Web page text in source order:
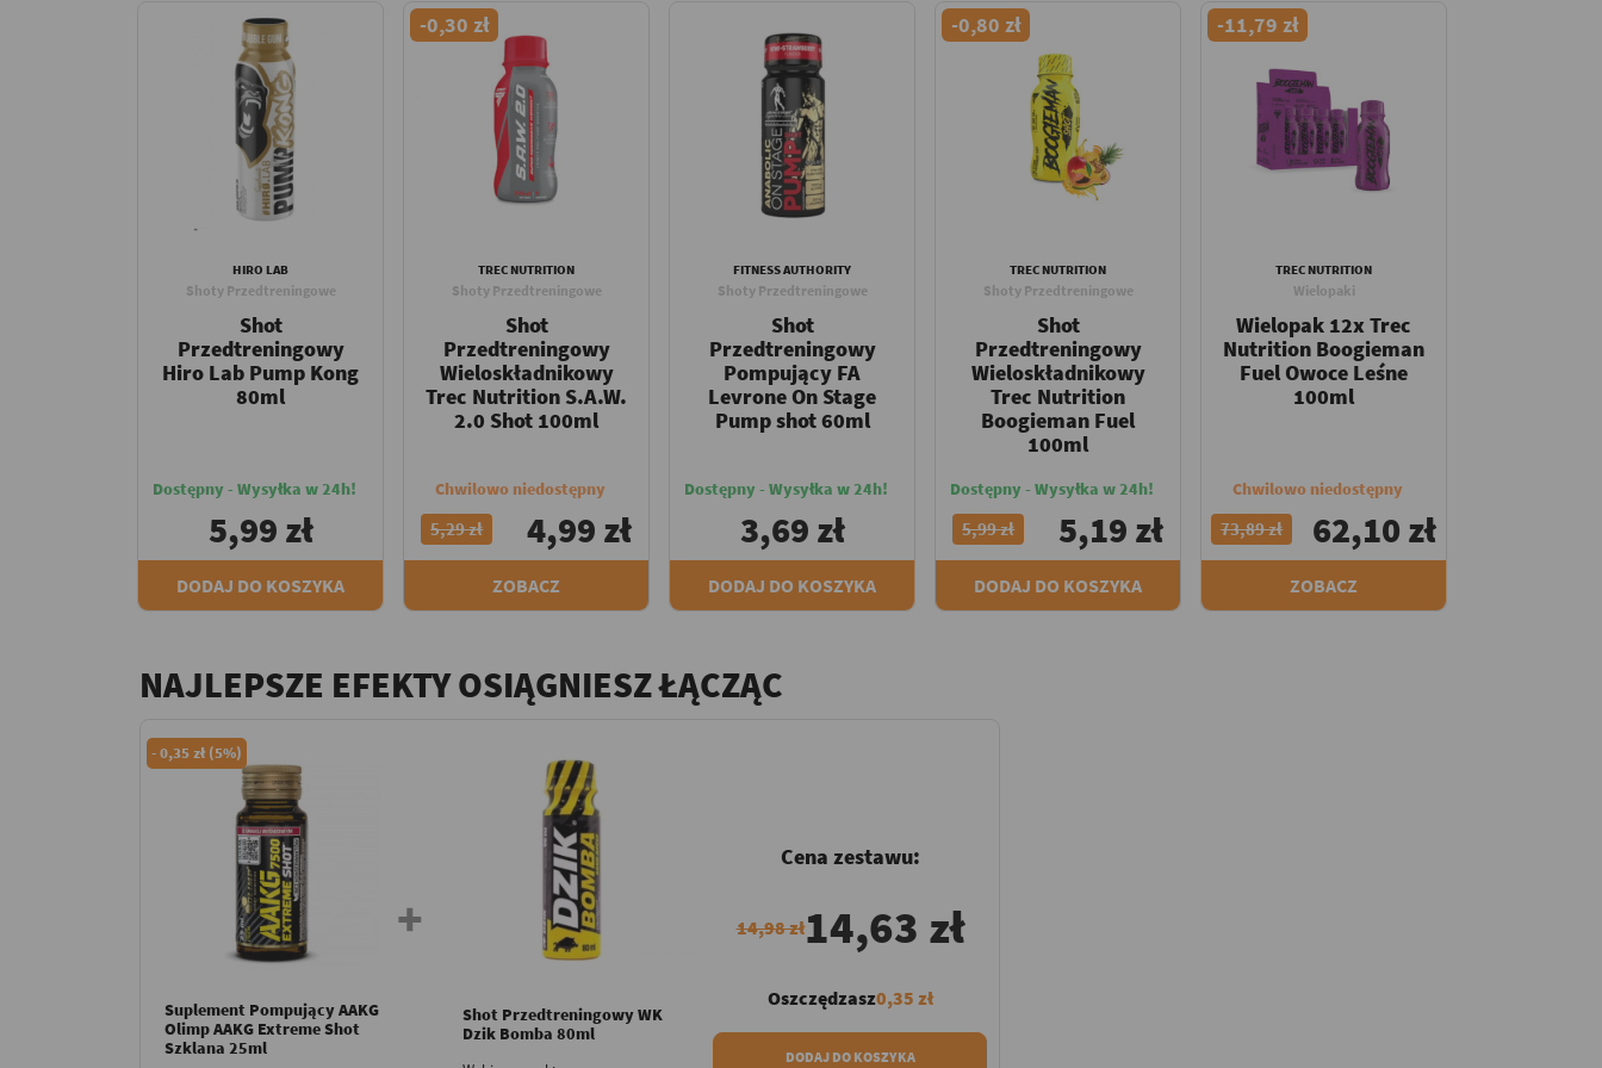
HIRO LAB
Shoty Przedtreningowe
Shot
Przedtreningowy
Hiro Lab Pump Kong
80ml
Dostępny - Wysyłka w 24h!
5,99 zł
DODAJ DO KOSZYKA
-0,30 zł
TREC NUTRITION
Shoty Przedtreningowe
Shot
Przedtreningowy
Wieloskładnikowy
Trec Nutrition S.A.W.
2.0 Shot 100ml
Chwilowo niedostępny
5,29 zł 4,99 zł
ZOBACZ
FITNESS AUTHORITY
Shoty Przedtreningowe
Shot
Przedtreningowy
Pompujący FA
Levrone On Stage
Pump shot 60ml
Dostępny - Wysyłka w 24h!
3,69 zł
DODAJ DO KOSZYKA
-0,80 zł
TREC NUTRITION
Shoty Przedtreningowe
Shot
Przedtreningowy
Wieloskładnikowy
Trec Nutrition
Boogieman Fuel
100ml
Dostępny - Wysyłka w 24h!
5,99 zł 5,19 zł
DODAJ DO KOSZYKA
-11,79 zł
TREC NUTRITION
Wielopaki
Wielopak 12x Trec
Nutrition Boogieman
Fuel Owoce Leśne
100ml
Chwilowo niedostępny
73,89 zł 62,10 zł
ZOBACZ
NAJLEPSZE EFEKTY OSIĄGNIESZ ŁĄCZĄC
-0,35 zł (5%)
Suplement Pompujący AAKG
Olimp AAKG Extreme Shot
Szklana 25ml
Shot Przedtreningowy WK
Dzik Bomba 80ml
Cena zestawu:
14,98 zł14,63 zł
Oszczędzasz0,35 zł
DODAJ DO KOSZYKA